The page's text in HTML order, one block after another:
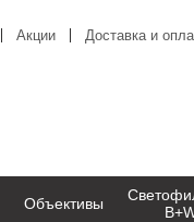
Акции Доставка и
Объективы